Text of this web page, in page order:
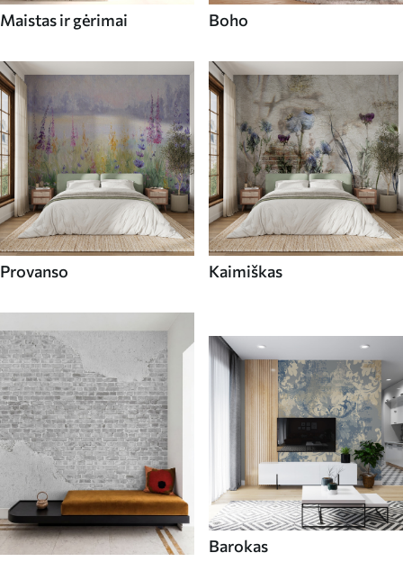
Maistas ir gėrimai Boho
Provanso Kaimiškas
Barokas